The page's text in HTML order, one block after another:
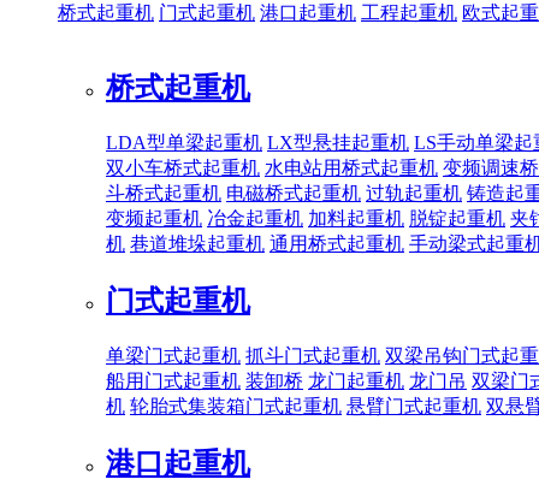
桥式起重机 门式起重机 港口起重机 工程起重机 欧式起
桥式起重机
LDA型单梁起重机 LX型悬挂起重机 LS手动单梁起
双小车桥式起重机 水电站用桥式起重机 变频调速
斗桥式起重机 电磁桥式起重机 过轨起重机 铸造起
变频起重机 冶金起重机 加料起重机 脱锭起重机 夹
机 巷道堆垛起重机 通用桥式起重机 手动梁式起重
门式起重机
单梁门式起重机 抓斗门式起重机 双梁吊钩门式起
船用门式起重机 装卸桥 龙门起重机 龙门吊 双梁门
机 轮胎式集装箱门式起重机 悬臂门式起重机 双悬
港口起重机